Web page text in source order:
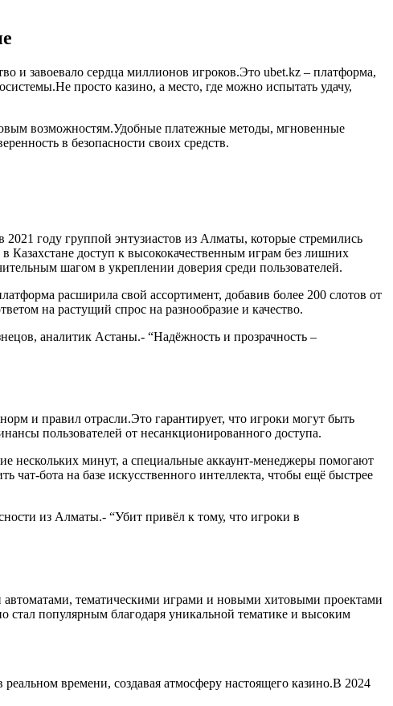
и завоевало сердца миллионов игроков.Это ubet.kz – платформа,
просто казино, а место, где можно испытать удачу,
возможностям.Удобные платежные методы, мгновенные
в безопасности своих средств.
2021 году группой энтузиастов из Алматы, которые стремились
Казахстане доступ к высококачественным играм без лишних
шагом в укреплении доверия среди пользователей.
расширила свой ассортимент, добавив более 200 слотов от
на растущий спрос на разнообразие и качество.
аналитик Астаны.- “Надёжность и прозрачность –
и правил отрасли.Это гарантирует, что игроки могут быть
пользователей от несанкционированного доступа.
нескольких минут, а специальные аккаунт‑менеджеры помогают
на базе искусственного интеллекта, чтобы ещё быстрее
из Алматы.- “Убит привёл к тому, что игроки в
тематическими играми и новыми хитовыми проектами
стал популярным благодаря уникальной тематике и высоким
времени, создавая атмосферу настоящего казино.В 2024